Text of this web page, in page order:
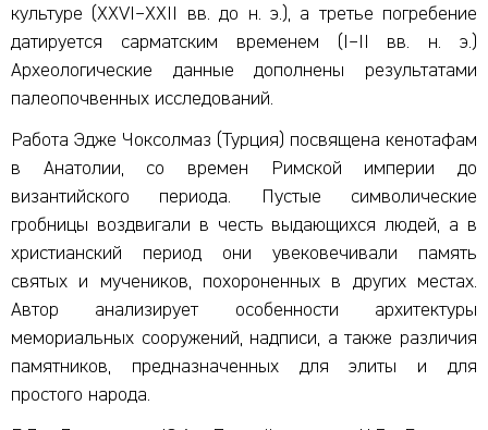
культуре (XXVI–XXII вв. до н. э.), а третье погребение
датируется сарматским временем (I–II вв. н. э.)
Археологические данные дополнены результатами
палеопочвенных исследований.
Работа Эдже Чоксолмаз (Турция) посвящена кенотафам
в Анатолии, со времен Римской империи до
византийского периода. Пустые символические
гробницы воздвигали в честь выдающихся людей, а в
христианский период они увековечивали память
святых и мучеников, похороненных в других местах.
Автор анализирует особенности архитектуры
мемориальных сооружений, надписи, а также различия
памятников, предназначенных для элиты и для
простого народа.